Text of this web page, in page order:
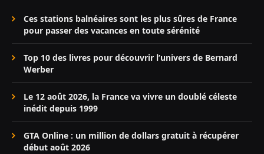
Ces stations balnéaires sont les plus sûres de France
pour passer des vacances en toute sérénité
Top 10 des livres pour découvrir l’univers de Bernard
Werber
Le 12 août 2026, la France va vivre un doublé céleste
inédit depuis 1999
GTA Online : un million de dollars gratuit à récupérer
début août 2026